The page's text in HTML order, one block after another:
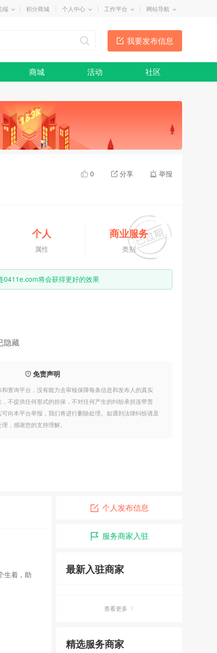
端 积分商城 个人中心 工作平台 网站导航
我要发布信息
商城 活动 社区
0 分享 举报
个人
属性
商业服务
类别
0411e.com将会获得更好的效果
隐藏
免责声明
查询平台，没有能力去审核保障每条信息和发布人的真实
不提供任何形式的担保，不对任何产生的纠纷承担连带责
向本平台举报，我们将进行删除处理。如遇到法律纠纷请及
，感谢您的支持理解。
生着，助
个人发布信息
服务商家入驻
最新入驻商家
查看更多
精选服务商家